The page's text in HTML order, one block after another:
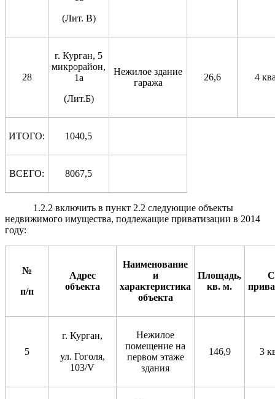
(Лит. В)
28
г. Курган, 5
микрорайон,
1а
(Лит.Б)
Нежилое здание
гаража
26,6 4
ИТОГО: 1040,5
ВСЕГО: 8067,5
1.2.2 включить в пункт 2.2 следующие объекты
недвижимого имущества, подлежащие приватизации в 2014
году:
№
п/п
Адрес
объекта
Наименование
и
характеристика
объекта
Площадь,
кв. м.
5
г. Курган,
ул. Гоголя,
103/V
Нежилое
помещение на
первом этаже
здания
146,9 3